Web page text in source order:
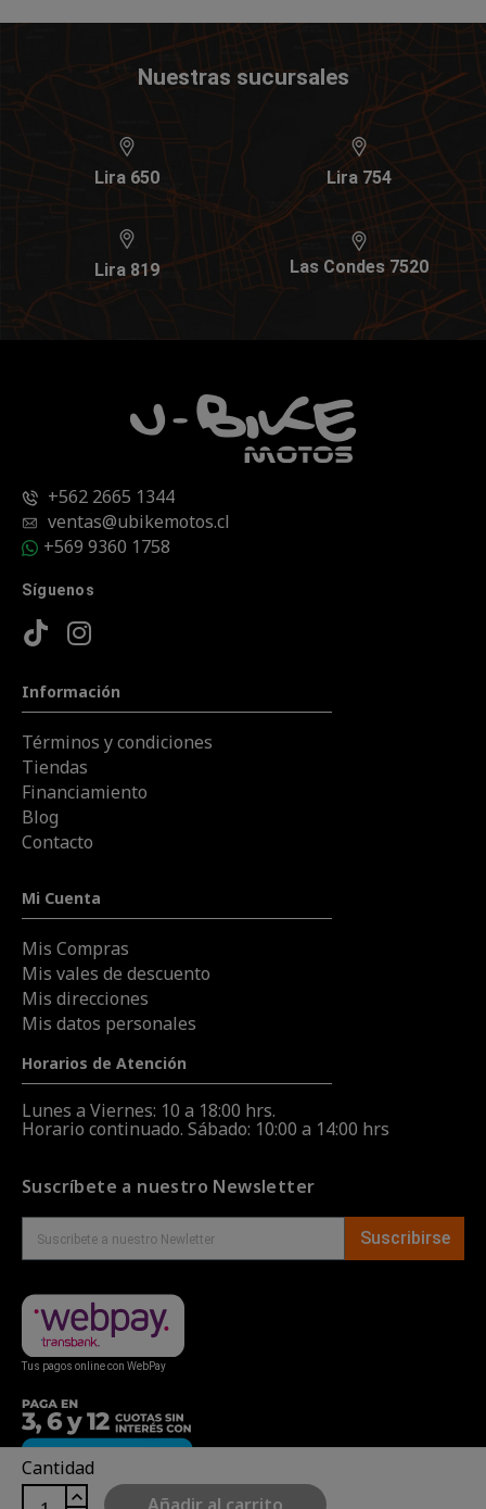
Cantidad
Nuestras sucursales
Lira 650 Lira 754
Lira 819 Las Condes 7520
+562 2665 1344
ventas@ubikemotos.cl
+569 9360 1758
Síguenos
Información
Términos y condiciones
Tiendas
Financiamiento
Blog
Contacto
Mi Cuenta
Mis Compras
Mis vales de descuento
Mis direcciones
Mis datos personales
Horarios de Atención
Lunes a Viernes: 10 a 18:00 hrs.
Horario continuado. Sábado: 10:00 a 14:00 hrs
Suscríbete a nuestro Newsletter
Suscribirse
Tus pagos online con WebPay